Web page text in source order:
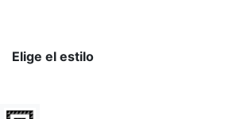
Elige el estilo